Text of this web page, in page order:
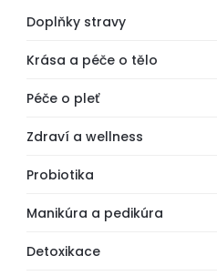
Doplňky stravy
Krása a péče o tělo
Péče o pleť
Zdraví a wellness
Probiotika
Manikúra a pedikúra
Detoxikace